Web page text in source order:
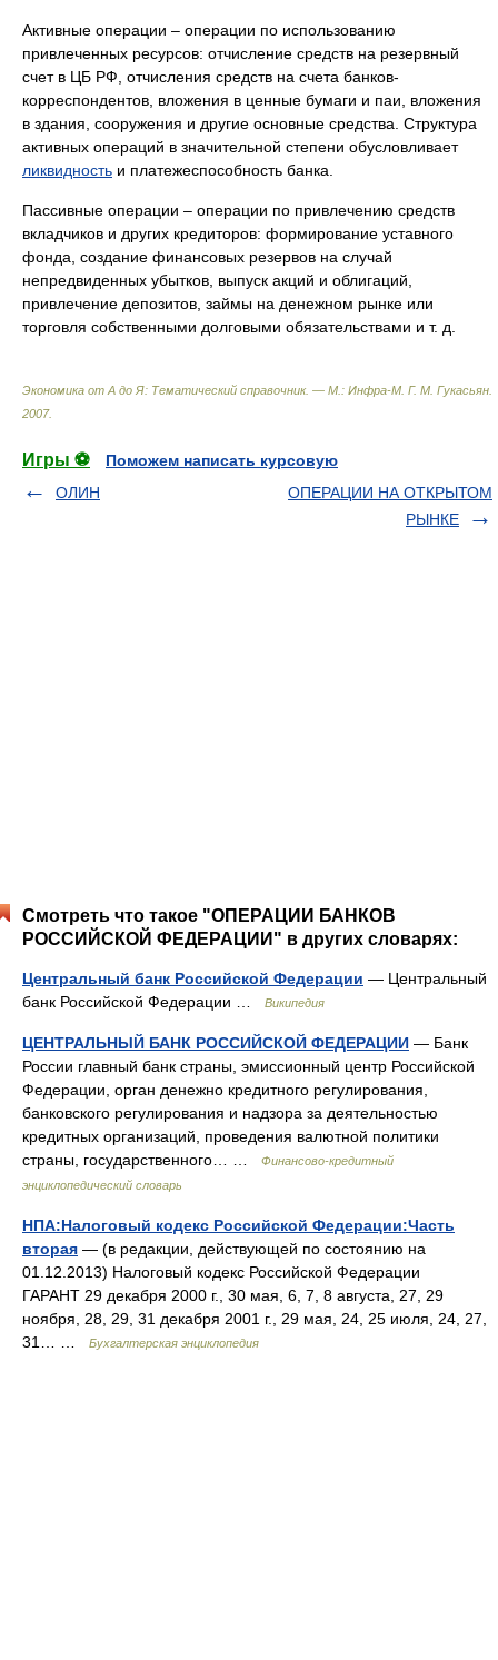
Активные операции – операции по использованию
привлеченных ресурсов: отчисление средств на резервный
счет в ЦБ РФ, отчисления средств на счета банков-
корреспондентов, вложения в ценные бумаги и паи, вложения
в здания, сооружения и другие основные средства. Структура
активных операций в значительной степени обусловливает
ликвидность и платежеспособность банка.
Пассивные операции – операции по привлечению средств
вкладчиков и других кредиторов: формирование уставного
фонда, создание финансовых резервов на случай
непредвиденных убытков, выпуск акций и облигаций,
привлечение депозитов, займы на денежном рынке или
торговля собственными долговыми обязательствами и т. д.
Экономика от А до Я: Тематический справочник. — М.: Инфра-М Г. М. Гукасьян
2007.
Игры ⚽
Поможем написать курсовую
ОЛИН
ОПЕРАЦИИ НА ОТКРЫТОМ
РЫНКЕ
Смотреть что такое "ОПЕРАЦИИ БАНКОВ
РОССИЙСКОЙ ФЕДЕРАЦИИ" в других словарях:
Центральный банк Российской Федерации — Центральный
банк Российской Федерации …
Википедия
ЦЕНТРАЛЬНЫЙ БАНК РОССИЙСКОЙ ФЕДЕРАЦИИ — Банк
России главный банк страны, эмиссионный центр Российской
Федерации, орган денежно кредитного регулирования,
банковского регулирования и надзора за деятельностью
кредитных организаций, проведения валютной политики
страны, государственного… …
Финансово-кредитный
энциклопедический словарь
НПА:Налоговый кодекс Российской Федерации:Часть
вторая — (в редакции, действующей по состоянию на
01.12.2013) Налоговый кодекс Российской Федерации
ГАРАНТ 29 декабря 2000 г., 30 мая, 6, 7, 8 августа, 27, 29
ноября, 28, 29, 31 декабря 2001 г., 29 мая, 24, 25 июля, 24, 27,
31… …
Бухгалтерская энциклопедия